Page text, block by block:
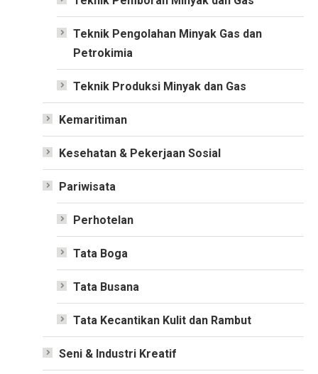
Teknik Pengolahan Minyak Gas dan
Petrokimia
Teknik Produksi Minyak dan Gas
Kemaritiman
Kesehatan & Pekerjaan Sosial
Pariwisata
Perhotelan
Tata Boga
Tata Busana
Tata Kecantikan Kulit dan Rambut
Seni & Industri Kreatif